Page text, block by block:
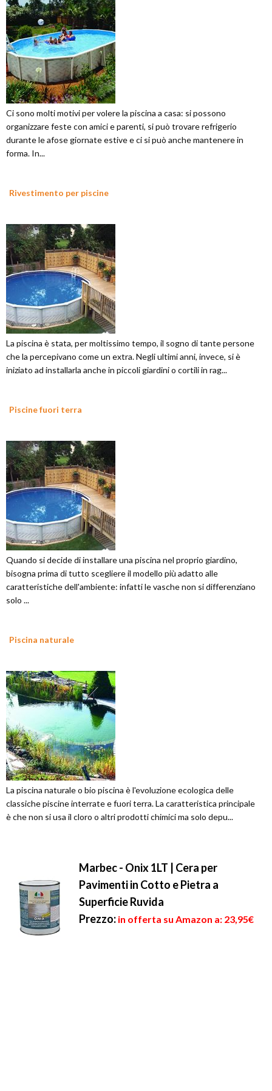
Ci sono molti motivi per volere la piscina a casa: si possono
organizzare feste con amici e parenti, si può trovare refrigerio
durante le afose giornate estive e ci si può anche mantenere in
forma. In...
Rivestimento per piscine
La piscina è stata, per moltissimo tempo, il sogno di tante persone
che la percepivano come un extra. Negli ultimi anni, invece, si è
iniziato ad installarla anche in piccoli giardini o cortili in rag...
Piscine fuori terra
Quando si decide di installare una piscina nel proprio giardino,
bisogna prima di tutto scegliere il modello più adatto alle
caratteristiche dell'ambiente: infatti le vasche non si differenziano
solo ...
Piscina naturale
La piscina naturale o bio piscina è l'evoluzione ecologica delle
classiche piscine interrate e fuori terra. La caratteristica principale
è che non si usa il cloro o altri prodotti chimici ma solo depu...
Marbec - Onix 1LT | Cera per
Pavimenti in Cotto e Pietra a
Superficie Ruvida
Prezzo: in offerta su Amazon a: 23,95€